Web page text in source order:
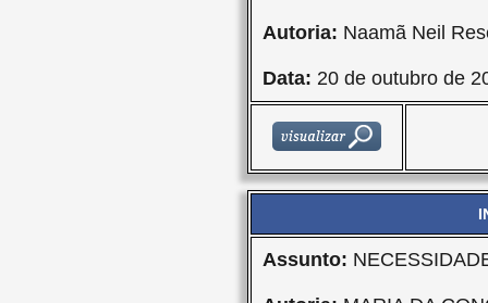
Autoria: Naamã Neil
Data: 20 de outubro de
Assunto: